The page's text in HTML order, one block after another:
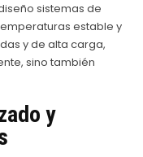
sistemas de
estable y
y de alta carga,
sino también
y